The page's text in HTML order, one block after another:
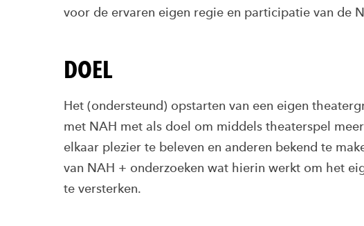
voor de ervaren eigen regie en participatie van de
DOEL
Het (ondersteund) opstarten van een eigen
met NAH met als doel om middels theaterspel
elkaar plezier te beleven en anderen bekend te
van NAH + onderzoeken wat hierin werkt om het
te versterken.